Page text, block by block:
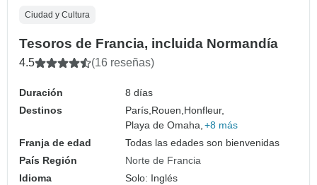
Ciudad y Cultura
Tesoros de Francia, incluida Normandía
4.5 (16 reseñas)
Duración
8 días
Destinos
París,Rouen,Honfleur,
Playa de Omaha, +8 más
Franja de edad
Todas las edades son bienvenidas
País Región
Norte de Francia
Idioma
Solo: Inglés